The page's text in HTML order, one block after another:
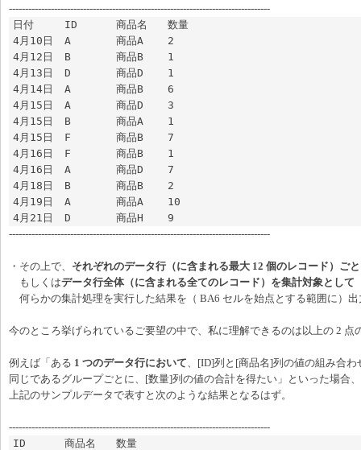
---------------------------------------------------------------------------------
日付	ID	商品名	数量
4月10日	A	商品A	2
4月12日	B	商品B	1
4月13日	D	商品D	1
4月14日	A	商品B	6
4月15日	A	商品D	3
4月15日	B	商品A	1
4月15日	F	商品B	7
4月16日	F	商品B	1
4月16日	A	商品D	7
4月18日	B	商品B	2
4月19日	A	商品A	10
4月21日	D	商品H	9
---------------------------------------------------------------------------------
・その上で、 それぞれのデータ行（に含まれる最大 12 個のレコード）ご
もしくはデータ行全体（に含まれる全てのレコード）を集計対象として
何らかの集計処理を実行した結果を（ BA6 セルを始点とする範囲に）出
今のところ挙げられているご要望の中で、私に理解できるのは以上の 2 点
例えば「ある 1 つのデータ行において 、[ID]列と[商品名]列の値の組み合わ
同じであるグループごとに、[数量]列の値の合計を得たい」といった場合、
上記のサンプルデータで表すと次のような結果となるはず。
---------------------------------------------------------------------------------
ID	商品名	数量